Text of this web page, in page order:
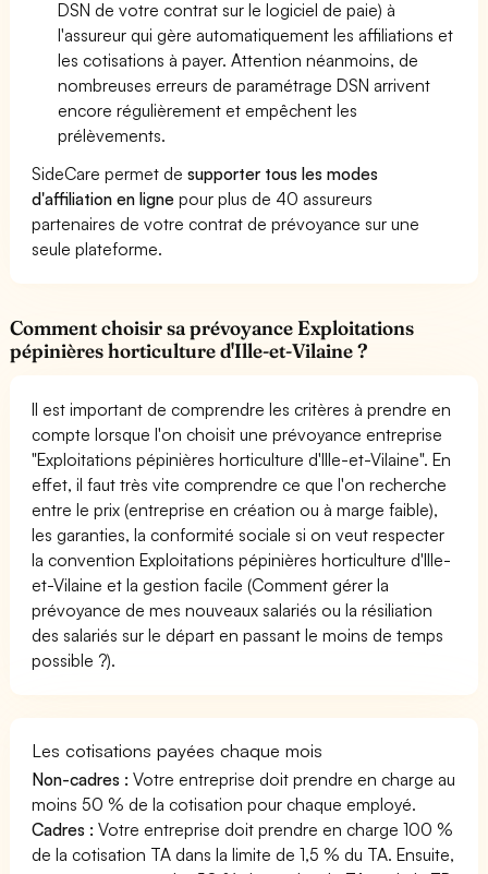
DSN de votre contrat sur le logiciel de paie) à
l'assureur qui gère automatiquement les affiliations et
les cotisations à payer. Attention néanmoins, de
nombreuses erreurs de paramétrage DSN arrivent
encore régulièrement et empêchent les
prélèvements.
SideCare permet desupporter tous les modes
d'affiliation en ligne pour plus de 40 assureurs
partenaires de votre contrat de prévoyance sur une
seule plateforme.
Comment choisir sa prévoyance Exploitations
pépinières horticulture d'Ille-et-Vilaine ?
Il est important de comprendre les critères à prendre en
compte lorsque l'on choisit une prévoyance entreprise
"Exploitations pépinières horticulture d'Ille-et-Vilaine". En
effet, il faut très vite comprendre ce que l'on recherche
entre le prix (entreprise en création ou à marge faible),
les garanties, la conformité sociale si on veut respecter
la convention Exploitations pépinières horticulture d'Ille-
et-Vilaine et la gestion facile (Comment gérer la
prévoyance de mes nouveaux salariés ou la résiliation
des salariés sur le départ en passant le moins de temps
possible ?).
Les cotisations payées chaque mois
Non-cadres : Votre entreprise doit prendre en charge au
moins 50 % de la cotisation pour chaque employé.
Cadres : Votre entreprise doit prendre en charge 100 %
de la cotisation TA dans la limite de 1,5 % du TA. Ensuite,